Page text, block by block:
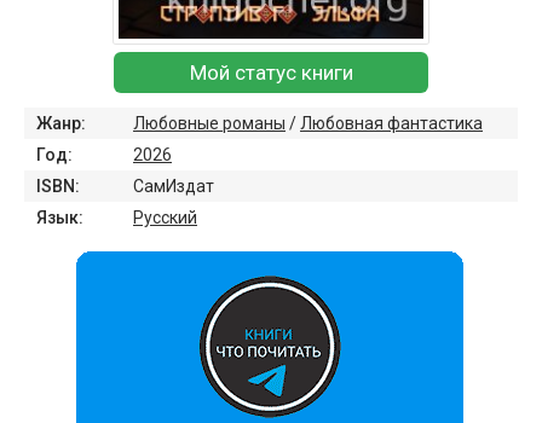
Мой статус книги
Жанр: Любовные романы /Любовная фантастика
Год:
2026
ISBN:
СамИздат
Язык:
Русский